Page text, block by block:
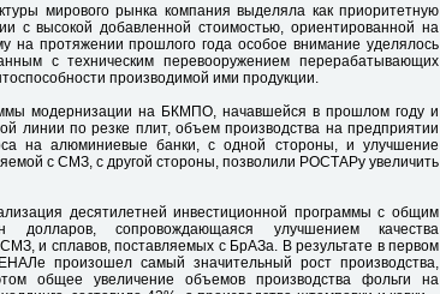
мирового рынка компания выделяла как приоритетную
с высокой добавленной стоимостью, ориентированной на
на протяжении прошлого года особое внимание уделялось
с техническим перевооружением перерабатывающих
производимой ими продукции.
модернизации на БКМПО, начавшейся в прошлом году и
линии по резке плит, объем производства на предприятии
на алюминиевые банки, с одной стороны, и улучшение
с СМЗ, с другой стороны, позволили РОСТАРу увеличить
десятилетней инвестиционной программы с общим
сопровождающаяся улучшением качества
и сплавов, поставляемых с БрАЗа. В результате в первом
произошел самый значительный рост производства,
общее увеличение объемов производства фольги на